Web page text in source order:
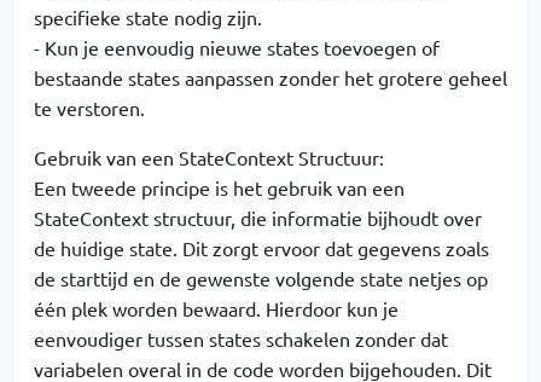
specifieke state nodig zijn.
- Kun je eenvoudig nieuwe states toevoegen of
bestaande states aanpassen zonder het grotere geheel
te verstoren.
Gebruik van een StateContext Structuur:
Een tweede principe is het gebruik van een
StateContext structuur, die informatie bijhoudt over
de huidige state. Dit zorgt ervoor dat gegevens zoals
de starttijd en de gewenste volgende state netjes op
één plek worden bewaard. Hierdoor kun je
eenvoudiger tussen states schakelen zonder dat
variabelen overal in de code worden bijgehouden. Dit